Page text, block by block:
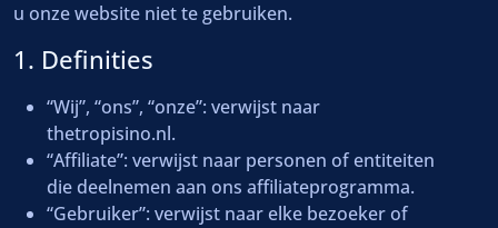
u onze website niet te gebruiken.
1. Definities
“Wij”, “ons”, “onze”: verwijst naar
thetropisino.nl.
“Affiliate”: verwijst naar personen of entiteiten
die deelnemen aan ons affiliateprogramma.
“Gebruiker”: verwijst naar elke bezoeker of